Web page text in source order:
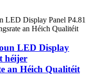
LED Display
héijer
an Héich Qualitéit